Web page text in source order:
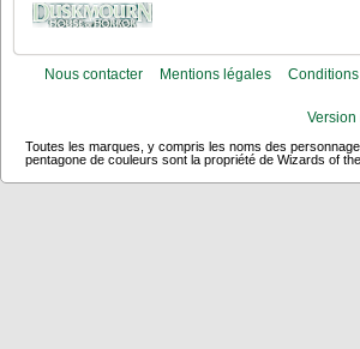
Nous contacter Mentions légales
Version
Toutes les marques, y compris les noms des
pentagone de couleurs sont la propriété de Wizards of